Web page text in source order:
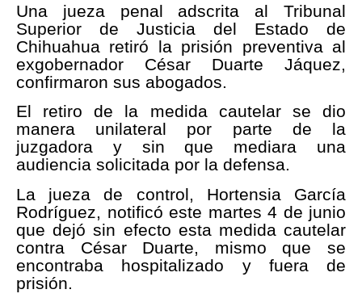
Una jueza penal adscrita al Tribunal
Superior de Justicia del Estado de
Chihuahua retiró la prisión preventiva al
exgobernador César Duarte Jáquez,
confirmaron sus abogados.
El retiro de la medida cautelar se dio
manera unilateral por parte de la
juzgadora y sin que mediara una
audiencia solicitada por la defensa.
La jueza de control, Hortensia García
Rodríguez, notificó este martes 4 de junio
que dejó sin efecto esta medida cautelar
contra César Duarte, mismo que se
encontraba hospitalizado y fuera de
prisión.